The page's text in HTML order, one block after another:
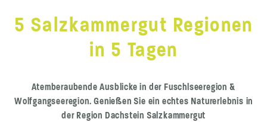
5 Salzkammergut Regionen
in 5 Tagen
Atemberaubende Ausblicke in der Fuschlseeregion &
Wolfgangseeregion. Genießen Sie ein echtes Naturerlebnis in
der Region Dachstein Salzkammergut